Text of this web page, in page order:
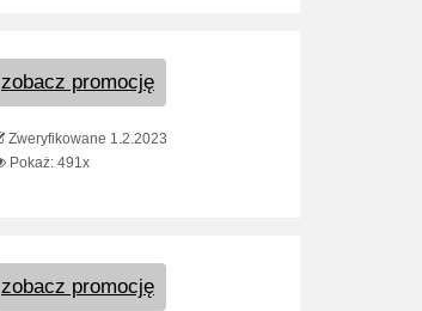
zobacz promocję
Zweryfikowane 1.2.2023
Pokaż: 491x
zobacz promocję